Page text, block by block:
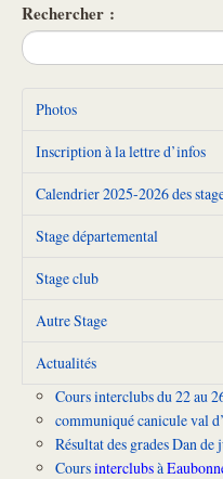
Rechercher :
Photos
Inscription à la lettre d’infos
Calendrier 2025-2026 des
Stage départemental
Stage club
Autre Stage
Actualités
Cours interclubs du 22 au
communiqué canicule val
Résultat des grades Dan de
Coursinterclubsà